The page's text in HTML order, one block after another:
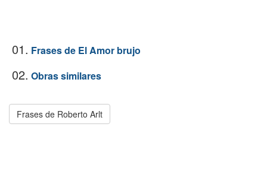
01. Frases de El Amor brujo
02. Obras similares
Frases de Roberto Arlt